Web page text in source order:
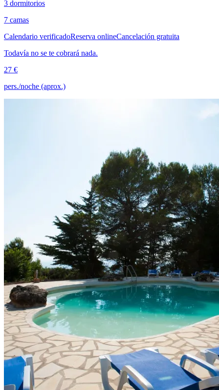
3 dormitorios
7 camas
Calendario verificadoReserva onlineCancelación gratuita
Todavía no se te cobrará nada.
27 €
pers./noche (aprox.)